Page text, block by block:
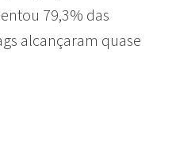
79,3% das
alcançaram quase